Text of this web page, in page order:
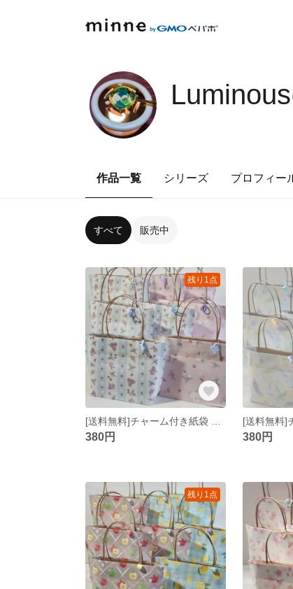
作品一覧 シリーズ プロフィー
すべて 販売中
残り1点
380円 380円
残り1点